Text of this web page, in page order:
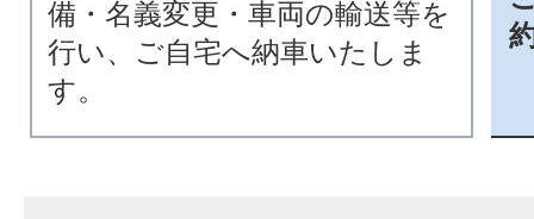
備・名義変更・車両の輸送等を
行い、ご自宅へ納車いたしま
す。